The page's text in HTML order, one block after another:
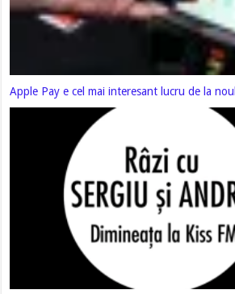
Apple Pay e cel mai interesant lucru de la